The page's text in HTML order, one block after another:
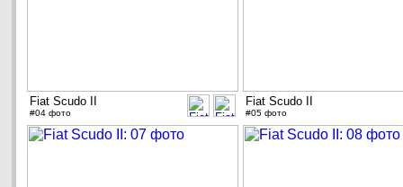
Fiat Scudo II
#04 фото
Fiat Scudo II
#05 фото